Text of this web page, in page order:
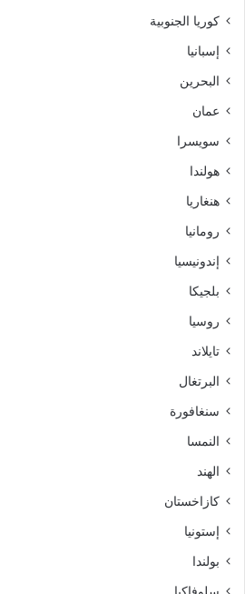
كوريا الجنوبية
إسبانيا
البحرين
عمان
سويسرا
هولندا
هنغاريا
رومانيا
إندونيسيا
بلجيكا
روسيا
تايلاند
البرتغال
سنغافورة
النمسا
الهند
كازاخستان
إستونيا
بولندا
سلوفاكيا